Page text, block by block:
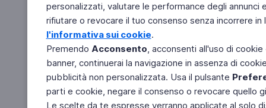
personalizzati, valutare le performance degli
rifiutare o revocare il tuo consenso senza incorrere
l'informativa sui cookie.
Premendo Acconsento, acconsenti all'uso di
banner, continuerai la navigazione in assenza di
pubblicità non personalizzata. Usa il pulsante
parti e cookie, negare il consenso o revocare quello
Le scelte da te espresse verranno applicate al solo